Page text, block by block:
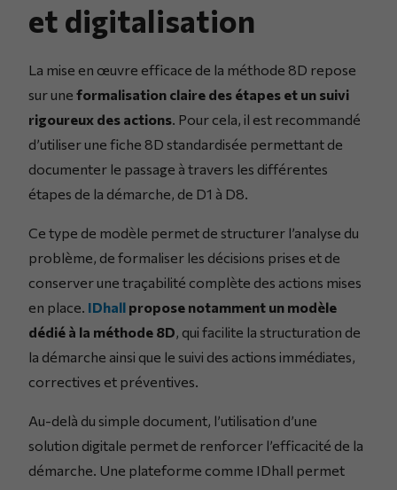
et digitalisation
La mise en œuvre efficace de la méthode 8D repose
sur une formalisation claire des étapes et un suivi
rigoureux des actions. Pour cela, il est recommandé
d’utiliser une fiche 8D standardisée permettant de
documenter le passage à travers les différentes
étapes de la démarche, de D1 à D8.
Ce type de modèle permet de structurer l’analyse du
problème, de formaliser les décisions prises et de
conserver une traçabilité complète des actions mises
en place. IDhall propose notamment un modèle
dédié à la méthode 8D, qui facilite la structuration de
la démarche ainsi que le suivi des actions immédiates,
correctives et préventives.
Au-delà du simple document, l’utilisation d’une
solution digitale permet de renforcer l’efficacité de la
démarche. Une plateforme comme IDhall permet